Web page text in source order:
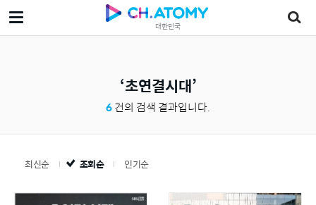
대한민국
초연결시대
6건의 검색 결과입니다.
최신순 조회순 인기순